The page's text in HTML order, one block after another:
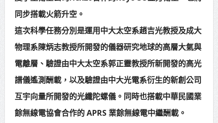
同步搭載火箭升空。
這次科學任務分別是運用中大太空系趙吉光教授及成大
物理系陳炳志教授所開發的儀器研究地球的高層大氣與
電離層、驗證由中大太空系郭正靈教授所新開發的高光
譜儀遙測酬載，以及驗證由中大光電系衍生的新創公司
互宇向量所開發的光纖陀螺儀。同時也搭載中華民國業
餘無線電協會合作的 APRS 業餘無線電中繼酬載。